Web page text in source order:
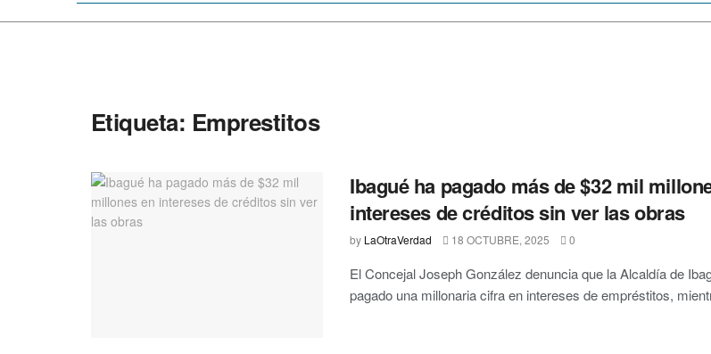
Etiqueta: Emprestitos
Ibagué ha pagado más de $32 mil
intereses de créditos sin ver las obras
by LaOtraVerdad 18 OCTUBRE, 2025 0
El Concejal Joseph González denuncia que la Alcaldía de
pagado una millonaria cifra en intereses de empréstitos,